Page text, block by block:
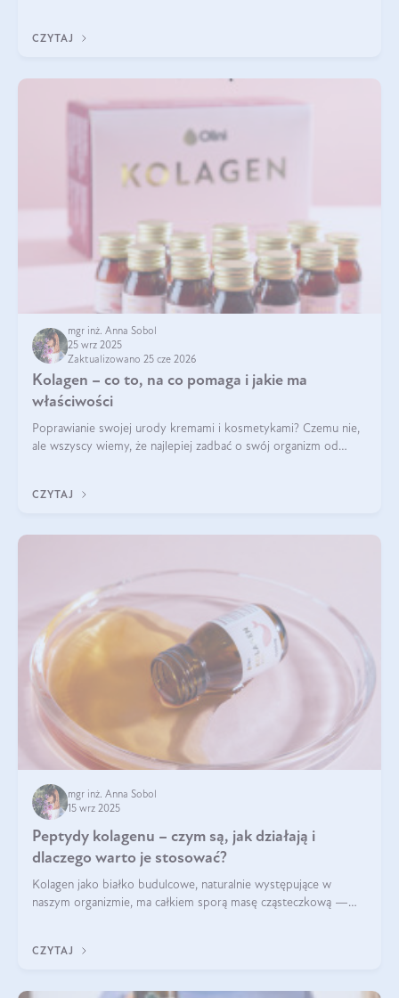
CZYTAJ
mgr inż. Anna Sobol
25 wrz 2025
Zaktualizowano 25 cze 2026
Kolagen – co to, na co pomaga i jakie ma
właściwości
Poprawianie swojej urody kremami i kosmetykami? Czemu nie,
ale wszyscy wiemy, że najlepiej zadbać o swój organizm od
wysokiej jakości suplem
CZYTAJ
mgr inż. Anna Sobol
15 wrz 2025
Peptydy kolagenu – czym są, jak działają i
dlaczego warto je stosować?
Kolagen jako białko budulcowe, naturalnie występujące w
naszym organizmie, ma całkiem sporą masę cząsteczkową —
bardziej biodostępny
CZYTAJ